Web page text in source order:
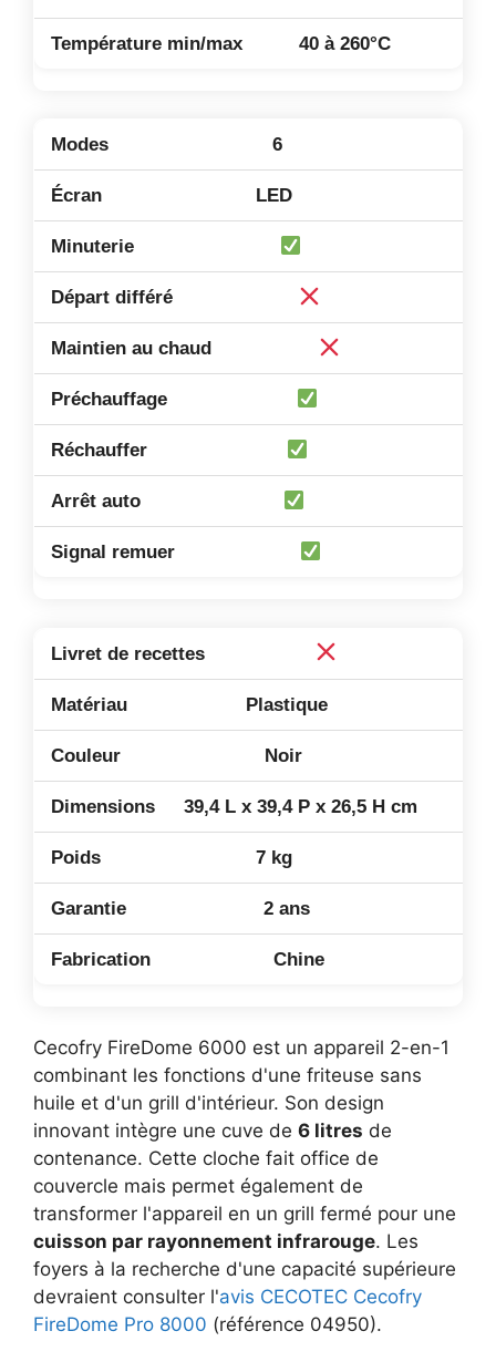
40 à 260°C
6
LED
Plastique
Noir
39,4 L x 39,4 P x 26,5 H cm
7 kg
2 ans
Chine
Cecofry FireDome 6000 est un appareil 2-en-1
combinant les fonctions d'une friteuse sans
huile et d'un grill d'intérieur. Son design
innovant intègre une cuve de 6 litres de
contenance. Cette cloche fait office de
couvercle mais permet également de
transformer l'appareil en un grill fermé pour une
cuisson par rayonnement infrarouge. Les
foyers à la recherche d'une capacité supérieure
devraient consulter l'avis CECOTEC Cecofry
FireDome Pro 8000 (référence 04950).